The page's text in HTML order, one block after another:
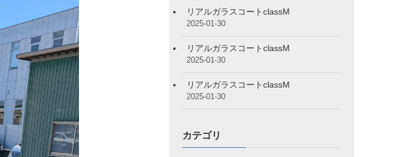
リアルガラスコートclassM
2025-01-30
リアルガラスコートclassM
2025-01-30
リアルガラスコートclassM
2025-01-30
カテゴリ